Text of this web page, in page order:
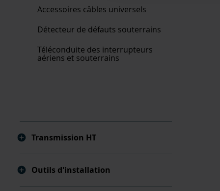
Accessoires câbles universels
Détecteur de défauts souterrains
Téléconduite des interrupteurs
aériens et souterrains
Transmission HT
Outils d'installation